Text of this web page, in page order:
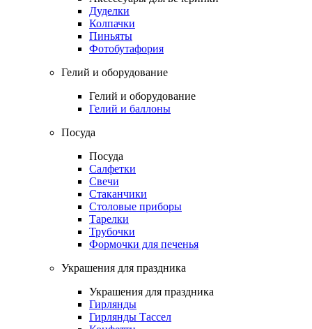
Дуделки
Колпачки
Пиньяты
Фотобутафория
Гелий и оборудование
Гелий и оборудование
Гелий и баллоны
Посуда
Посуда
Салфетки
Свечи
Стаканчики
Столовые приборы
Тарелки
Трубочки
Формочки для печенья
Украшения для праздника
Украшения для праздника
Гирлянды
Гирлянды Тассел